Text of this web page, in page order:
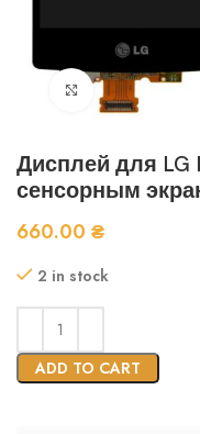
Нажмите, чтобы
Дисплей для LG
сенсорным
660.00 ₴
2 in stock
ADD TO CART